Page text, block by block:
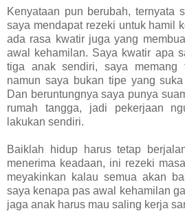
Kenyataan pun berubah, ternyata
saya mendapat rezeki untuk hamil
ada rasa kwatir juga yang
awal kehamilan. Saya kwatir apa
tiga anak sendiri, saya memang
namun saya bukan tipe yang
Dan beruntungnya saya punya
rumah tangga, jadi pekerjaan
lakukan sendiri.
Baiklah hidup harus tetap
menerima keadaan, ini rezeki
meyakinkan kalau semua akan
saya kenapa pas awal kehamilan
jaga anak harus mau saling kerja